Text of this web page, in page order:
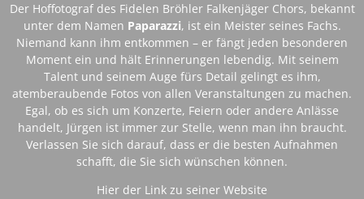
Der Hoffotograf des Fidelen Bröhler Falkenjäger Chors, bekannt
unter dem Namen Paparazzi, ist ein Meister seines Fachs.
Niemand kann ihm entkommen – er fängt jeden besonderen
Moment ein und hält Erinnerungen lebendig. Mit seinem
Talent und seinem Auge fürs Detail gelingt es ihm,
atemberaubende Fotos von allen Veranstaltungen zu machen.
Egal, ob es sich um Konzerte, Feiern oder andere Anlässe
handelt, Jürgen ist immer zur Stelle, wenn man ihn braucht.
Verlassen Sie sich darauf, dass er die besten Aufnahmen
schafft, die Sie sich wünschen können.
Hier der Link zu seiner Website